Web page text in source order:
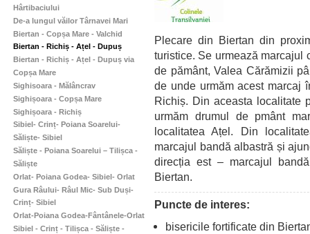
Hârtibaciului
De-a lungul văilor Târnavei Mari
Biertan - Copșa Mare - Valchid
Biertan - Richiș - Ațel - Dupuș
Biertan - Richiș - Ațel - Dupuș via
Copșa Mare
Sighisoara - Mălâncrav
Sighișoara - Copșa Mare
Sighișoara - Richiș
Sibiel- Crinț- Poiana Soarelui-
Săliște- Sibiel
Săliște - Poiana Soarelui – Tilișca -
Săliște
Orlat- Poiana Godea- Sibiel- Orlat
Gura Râului- Râul Mic- Sub Duși-
Crinț- Sibiel
Orlat-Poiana Godea-Fântânele-Orlat
Sibiel - Crinț - Tilișca - Săliște -
Plecare din Biertan din
turistice. Se urmează marcajul
de pământ, Valea Cărămizii
de unde urmăm acest marcaj
Richiș. Din aceasta localitate
urmăm drumul de pmânt
localitatea Ațel. Din
marcajul bandă albastră și
direcția est – marcajul
Biertan.
Puncte de interes:
bisericile fortificate din